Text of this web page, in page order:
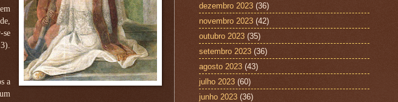
se
a
dezembro 2023 (36)
novembro 2023 (42)
outubro 2023 (35)
setembro 2023 (36)
agosto 2023 (43)
julho 2023 (60)
junho 2023 (36)